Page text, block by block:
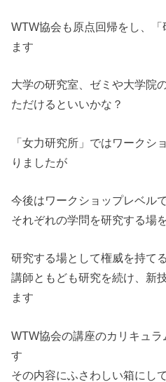
WTW協会も原点回帰をし、
ます
大学の研究室、ゼミや大学院
ただけると いいかな？
「女力研究所」ではワークシ
りましたが
今後はワークショップレベル
それぞれの学問を研究する場
研究する場として権威を持て
講師ともども研究を続け、新
ます
WTW協会の講座のカリキュ
す
その内容にふさわしい箱にし